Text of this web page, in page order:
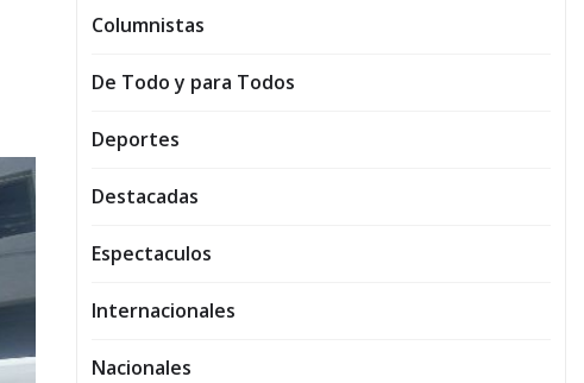
Columnistas
De Todo y para Todos
Deportes
Destacadas
Espectaculos
Internacionales
Nacionales